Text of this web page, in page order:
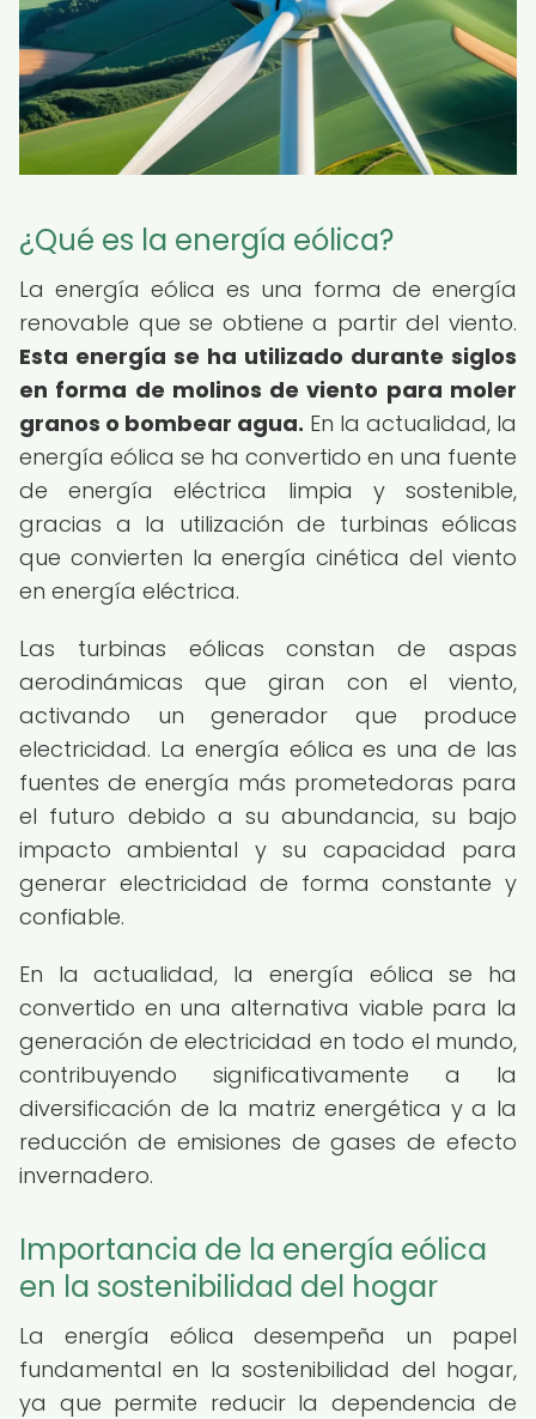
¿Qué es la energía eólica?
La energía eólica es una forma de energía
renovable que se obtiene a partir del viento.
Esta energía se ha utilizado durante siglos
en forma de molinos de viento para moler
granos o bombear agua. En la actualidad, la
energía eólica se ha convertido en una fuente
de energía eléctrica limpia y sostenible,
gracias a la utilización de turbinas eólicas
que convierten la energía cinética del viento
en energía eléctrica.
Las turbinas eólicas constan de aspas
aerodinámicas que giran con el viento,
activando un generador que produce
electricidad. La energía eólica es una de las
fuentes de energía más prometedoras para
el futuro debido a su abundancia, su bajo
impacto ambiental y su capacidad para
generar electricidad de forma constante y
confiable.
En la actualidad, la energía eólica se ha
convertido en una alternativa viable para la
generación de electricidad en todo el mundo,
contribuyendo significativamente a la
diversificación de la matriz energética y a la
reducción de emisiones de gases de efecto
invernadero.
Importancia de la energía eólica
en la sostenibilidad del hogar
La energía eólica desempeña un papel
fundamental en la sostenibilidad del hogar,
ya que permite reducir la dependencia de